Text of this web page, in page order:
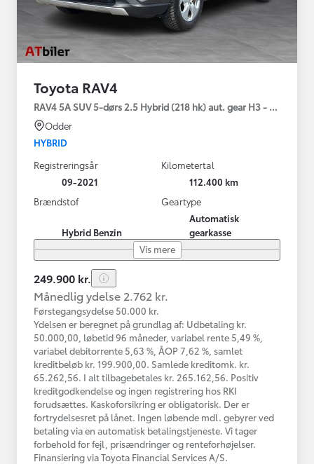
Toyota RAV4
RAV4 5A SUV 5-dørs 2.5 Hybrid (218 hk) aut. gear H3 - Comfort
Odder
HYBRID
Registreringsår
09-2021
Kilometertal
112.400 km
Brændstof
Hybrid Benzin
Geartype
Automatisk
gearkasse
Vis mere
249.900 kr.
Månedlig ydelse 2.762 kr.
Førstegangsydelse 50.000 kr.
Ydelsen er beregnet på grundlag af: Udbetaling kr.
50.000,00, løbetid 96 måneder, variabel rente 5,49 %,
variabel debitorrente 5,63 %, ÅOP 7,62 %, samlet
kreditbeløb kr. 199.900,00. Samlede kreditomk. kr.
65.262,56. I alt tilbagebetales kr. 265.162,56. Positiv
kreditgodkendelse og ingen registrering hos RKI
forudsættes. Kaskoforsikring er obligatorisk. Der er
fortrydelsesret på lånet. Ingen løbende mdl. gebyrer ved
betaling via en automatisk betalingstjeneste. Vi tager
forbehold for fejl, prisændringer og renteforhøjelser.
Finansiering via Toyota Financial Services A/S.